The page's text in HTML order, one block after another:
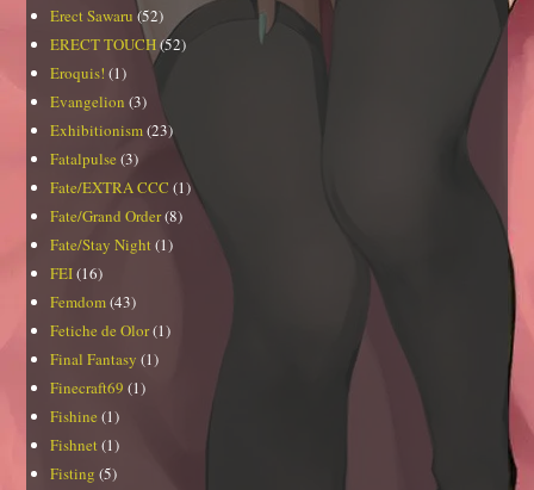
Erect Sawaru (52)
ERECT TOUCH(52)
Eroquis! (1)
Evangelion (3)
Exhibitionism(23)
Fatalpulse (3)
Fate/EXTRA CCC (1)
Fate/Grand Order(8)
Fate/Stay Night (1)
FEI(16)
Femdom(43)
Fetiche de Olor(1)
Final Fantasy (1)
Finecraft69 (1)
Fishine (1)
Fishnet (1)
Fisting (5)